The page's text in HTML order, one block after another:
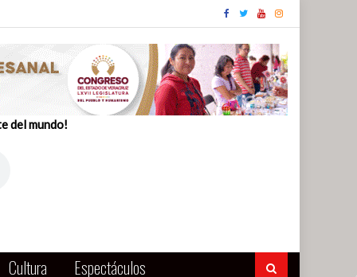
del mundo!
Cultura Espectáculos